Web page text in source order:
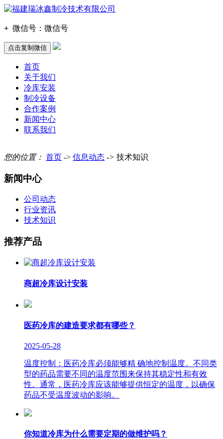
+ 微信号： 微信号
点击复制微信
首页
关于我们
冷库安装
制冷设备
合作案例
新闻中心
联系我们
您的位置： 首页 -> 信息动态 -> 技术知识
新闻中心
公司动态
行业资讯
技术知识
推荐产品
商超冷库设计安装
医药冷库的建造要求都有哪些？
2025-05-28
温度控制：医药冷库必须能够精 确地控制温度。不同类
型的药品需要不同的温度范围来保持其稳定性和有效
性。通常，医药冷库应该能够提供恒定的温度，以确保
药品不受温度波动的影响。
你知道冷库为什么需要定期的做维护吗？